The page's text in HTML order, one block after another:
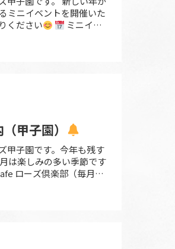
ミニイベントを開催いた
ください
ミニイベ
～11:00 （約60分）
・手あそび
甲子園）
甲子園です。今年も残す
は楽しみの多い季節です
ローズ倶楽部（毎月開
ニイベントを開催いた
ださい